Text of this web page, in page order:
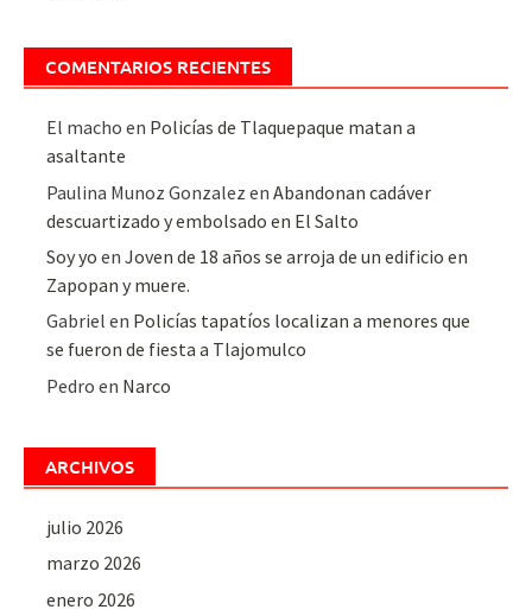
COMENTARIOS RECIENTES
El macho en Policías de Tlaquepaque matan a
asaltante
Paulina Munoz Gonzalez enAbandonan cadáver
descuartizado y embolsado en El Salto
Soy yo enJoven de 18 años se arroja de un edificio en
Zapopan y muere.
Gabriel en Policías tapatíos localizan a menores que
se fueron de fiesta a Tlajomulco
Pedro en Narco
ARCHIVOS
julio 2026
marzo 2026
enero 2026